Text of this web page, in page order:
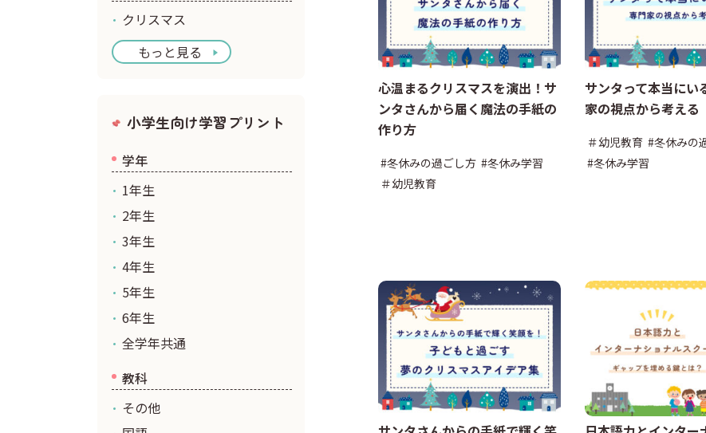
心温まるクリスマスを演出！サ
ンタさんから届く魔法の手紙の
作り方
#冬休みの過ごし方 #冬休み学習
＃幼児教育
サンタって本当にい
家の視点から考える
＃幼児教育 #冬休みの
#冬休み学習
クリスマス
もっと見る
小学生向け学習プリント
学年
1年生
2年生
3年生
4年生
5年生
6年生
全学年共通
教科
その他